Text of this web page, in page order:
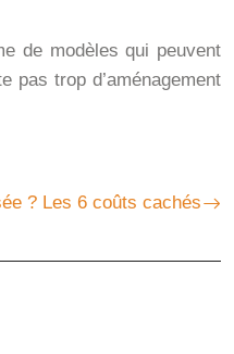
de modèles qui peuvent
pas trop d’aménagement
? Les 6 coûts cachés